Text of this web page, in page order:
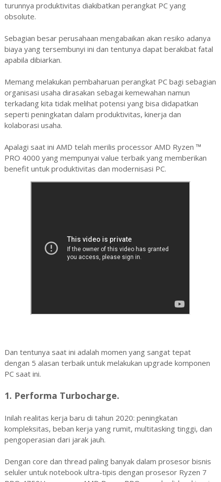
turunnya produktivitas diakibatkan perangkat PC yang
obsolute.
Sebagian besar perusahaan mengabaikan akan resiko adanya
biaya yang tersembunyi ini dan tentunya dapat berakibat fatal
apabila dibiarkan.
Memang melakukan pembaharuan perangkat PC bagi sebagian
organisasi usaha dirasakan sebagai kemewahan namun
terkadang kita tidak melihat potensi yang bisa didapatkan
seperti peningkatan dalam produktivitas, kinerja dan
kolaborasi usaha.
Apalagi saat ini AMD telah merilis processor AMD Ryzen ™
PRO 4000 yang mempunyai value terbaik yang memberikan
benefit untuk produktivitas dan modernisasi PC.
Dan tentunya saat ini adalah momen yang sangat tepat
dengan 5 alasan terbaik untuk melakukan upgrade komponen
PC saat ini.
1. Performa Turbocharge.
Inilah realitas kerja baru di tahun 2020: peningkatan
kompleksitas, beban kerja yang rumit, multitasking tinggi, dan
pengoperasian dari jarak jauh.
Dengan core dan thread paling banyak dalam prosesor bisnis
seluler untuk notebook ultra-tipis dengan prosesor Ryzen 7